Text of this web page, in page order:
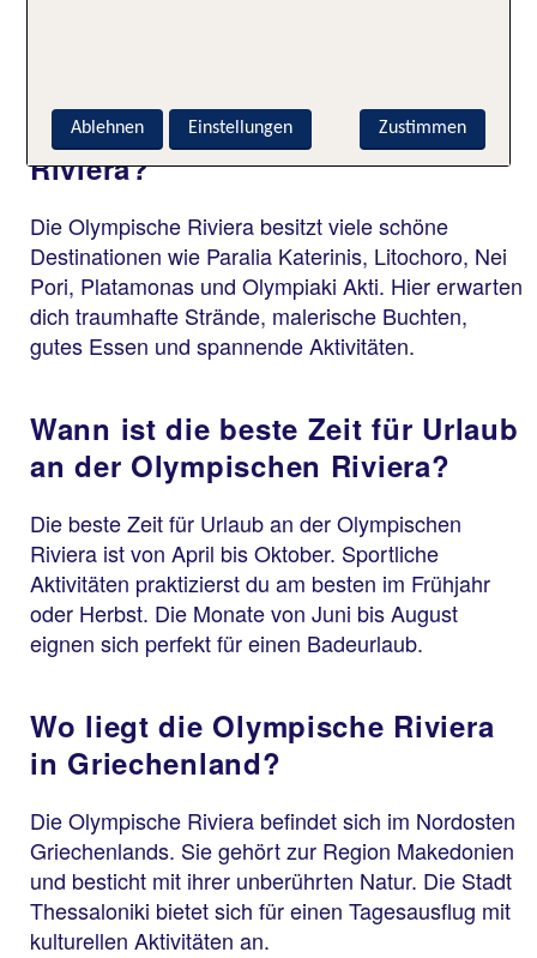
zu machen an der Olympischen
Riviera?
Die Olympische Riviera besitzt viele schöne
Destinationen wie Paralia Katerinis, Litochoro, Nei
Pori, Platamonas und Olympiaki Akti. Hier erwarten
dich traumhafte Strände, malerische Buchten,
gutes Essen und spannende Aktivitäten.
Wann ist die beste Zeit für Urlaub
an der Olympischen Riviera?
Die beste Zeit für Urlaub an der Olympischen
Riviera ist von April bis Oktober. Sportliche
Aktivitäten praktizierst du am besten im Frühjahr
oder Herbst. Die Monate von Juni bis August
eignen sich perfekt für einen Badeurlaub.
Wo liegt die Olympische Riviera
in Griechenland?
Die Olympische Riviera befindet sich im Nordosten
Griechenlands. Sie gehört zur Region Makedonien
und besticht mit ihrer unberührten Natur. Die Stadt
Thessaloniki bietet sich für einen Tagesausflug mit
kulturellen Aktivitäten an.
Zustimmen
Ablehnen Einstellungen